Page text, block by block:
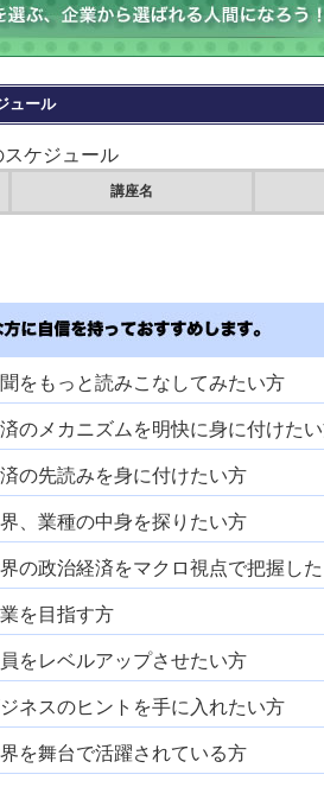
ュール
スケジュール
講座名
をもっと読みこなしてみたい方
のメカニズムを明快に身に付けた
の先読みを身に付けたい方
、業種の中身を探りたい方
の政治経済をマクロ視点で把握し
を目指す方
をレベルアップさせたい方
ネスのヒントを手に入れたい方
を舞台で活躍されている方